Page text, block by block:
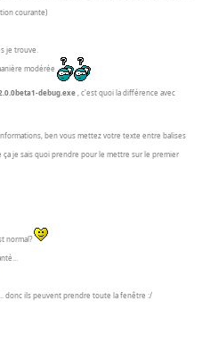
courante)
je trouve.
modérée
debug.exe, c'est quoi la différence avec
ben vous mettez votre texte entre balises
je sais quoi prendre pour le mettre sur le premier
normal?
donc ils peuvent prendre toute la fenêtre :/